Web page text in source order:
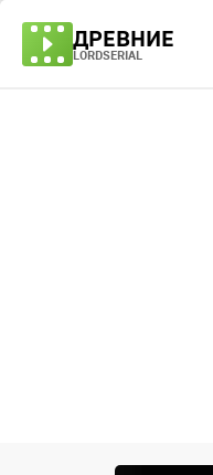
ДРЕВНИЕ
LORDSERIAL